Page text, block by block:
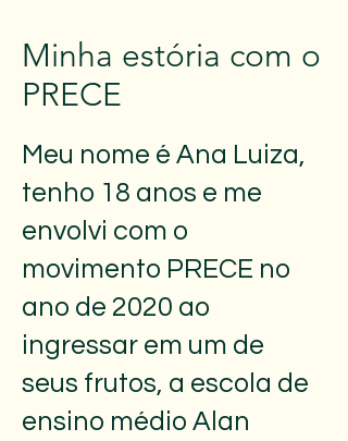
Minha estória com o
PRECE
Meu nome é Ana Luiza,
tenho 18 anos e me
envolvi com o
movimento PRECE no
ano de 2020 ao
ingressar em um de
seus frutos, a escola de
ensino médio Alan